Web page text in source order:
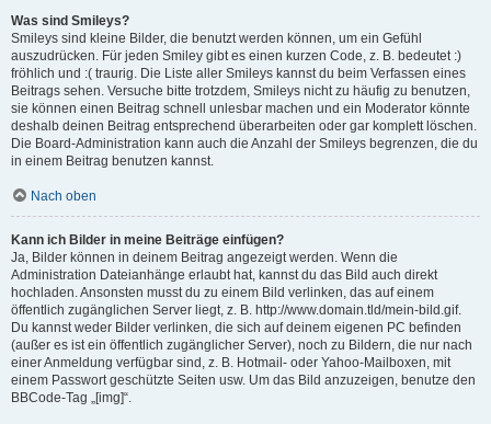
Was sind Smileys?
Smileys sind kleine Bilder, die benutzt werden können, um ein Gefühl
auszudrücken. Für jeden Smiley gibt es einen kurzen Code, z. B. bedeutet :)
fröhlich und :( traurig. Die Liste aller Smileys kannst du beim Verfassen eines
Beitrags sehen. Versuche bitte trotzdem, Smileys nicht zu häufig zu benutzen,
sie können einen Beitrag schnell unlesbar machen und ein Moderator könnte
deshalb deinen Beitrag entsprechend überarbeiten oder gar komplett löschen.
Die Board-Administration kann auch die Anzahl der Smileys begrenzen, die du
in einem Beitrag benutzen kannst.
Nach oben
Kann ich Bilder in meine Beiträge einfügen?
Ja, Bilder können in deinem Beitrag angezeigt werden. Wenn die
Administration Dateianhänge erlaubt hat, kannst du das Bild auch direkt
hochladen. Ansonsten musst du zu einem Bild verlinken, das auf einem
öffentlich zugänglichen Server liegt, z. B. http://www.domain.tld/mein-bild.gif.
Du kannst weder Bilder verlinken, die sich auf deinem eigenen PC befinden
(außer es ist ein öffentlich zugänglicher Server), noch zu Bildern, die nur nach
einer Anmeldung verfügbar sind, z. B. Hotmail- oder Yahoo-Mailboxen, mit
einem Passwort geschützte Seiten usw. Um das Bild anzuzeigen, benutze den
BBCode-Tag „[img]“.